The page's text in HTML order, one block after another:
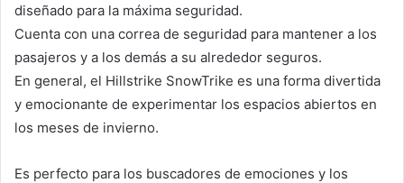
diseñado para la máxima seguridad.
Cuenta con una correa de seguridad para mantener a los
pasajeros y a los demás a su alrededor seguros.
En general, el Hillstrike SnowTrike es una forma divertida
y emocionante de experimentar los espacios abiertos en
los meses de invierno.
Es perfecto para los buscadores de emociones y los